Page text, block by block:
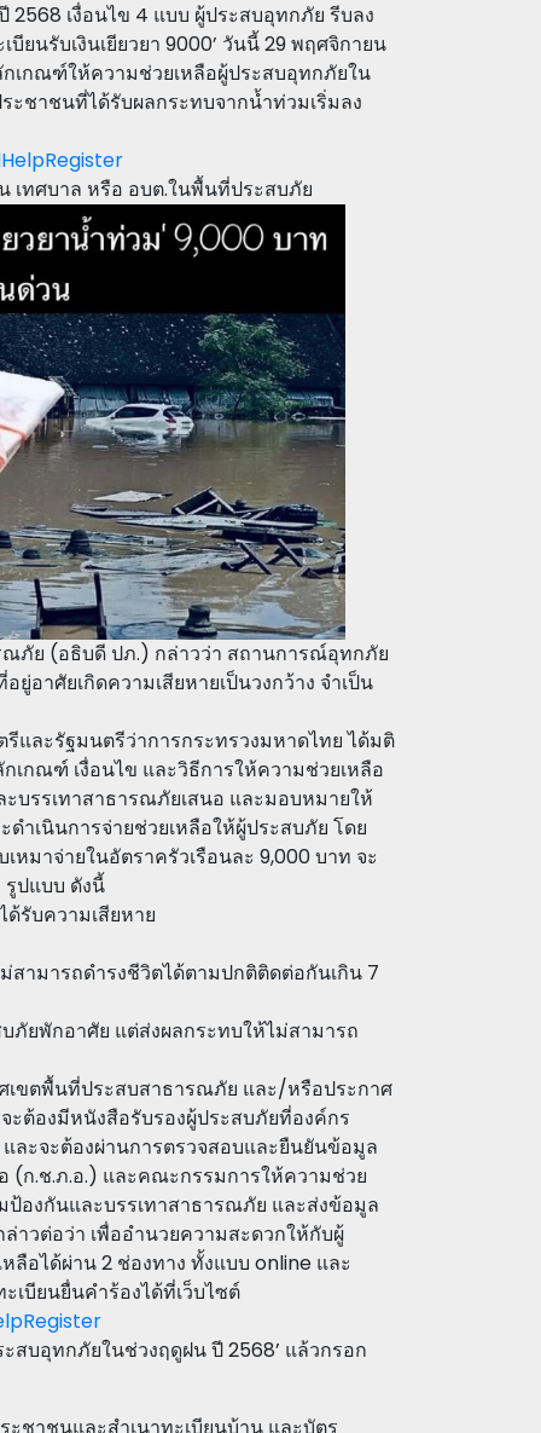
2568 เงื่อนไข 4 แบบ ผู้ประสบอุทกภัย รีบลง
ยนรับเงินเยียวยา 9000’ วันนี้ 29 พฤศจิกายน
เกณฑ์ให้ความช่วยเหลือผู้ประสบอุทกภัยใน
ะชาชนที่ได้รับผลกระทบจากน้ำท่วมเริ่มลง
เทศบาล หรือ อบต.ในพื้นที่ประสบภัย
ภัย (อธิบดี ปภ.) กล่าวว่า สถานการณ์อุทกภัย
อาศัยเกิดความเสียหายเป็นวงกว้าง จำเป็น
ละรัฐมนตรีว่าการกระทรวงมหาดไทย ได้มติ
กเกณฑ์ เงื่อนไข และวิธีการให้ความช่วยเหลือ
บรรเทาสาธารณภัยเสนอ และมอบหมายให้
ำเนินการจ่ายช่วยเหลือให้ผู้ประสบภัย โดย
มาจ่ายในอัตราครัวเรือนละ 9,000 บาท จะ
ปแบบ ดังนี้
รับความเสียหาย
ามารถดำรงชีวิตได้ตามปกติติดต่อกันเกิน 7
ยพักอาศัย แต่ส่งผลกระทบให้ไม่สามารถ
เขตพื้นที่ประสบสาธารณภัย และ/หรือประกาศ
ต้องมีหนังสือรับรองผู้ประสบภัยที่องค์กร
ะจะต้องผ่านการตรวจสอบและยืนยันข้อมูล
(ก.ช.ภ.อ.) และคณะกรรมการให้ความช่วย
องกันและบรรเทาสาธารณภัย และส่งข้อมูล
าวต่อว่า เพื่ออำนวยความสะดวกให้กับผู้
ลือได้ผ่าน 2 ช่องทาง ทั้งแบบ online และ
บียนยื่นคำร้องได้ที่เว็บไซต์
สบอุทกภัยในช่วงฤดูฝน ปี 2568’ แล้วกรอก